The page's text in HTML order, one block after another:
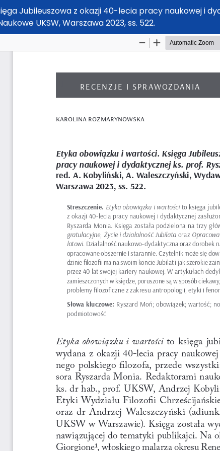
Jubileuszowa z okazji 40-lecia pracy naukowej i
UKSW, Warszawa 2023, ss. 522.